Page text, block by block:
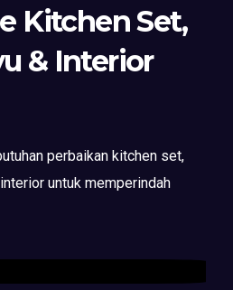
Kitchen Set,
& Interior
perbaikan kitchen set,
untuk memperindah